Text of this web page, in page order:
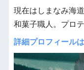
現在はしまなみ海
和菓子職人。プロ
詳細プロフィールは